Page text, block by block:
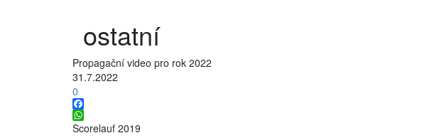
ostatní
Propagační video pro rok 2022
31.7.2022
0
Facebook
WhatsApp
Scorelauf 2019